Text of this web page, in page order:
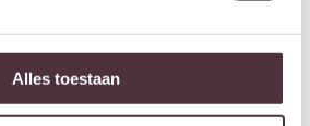
Alles toestaan
Inschrijven